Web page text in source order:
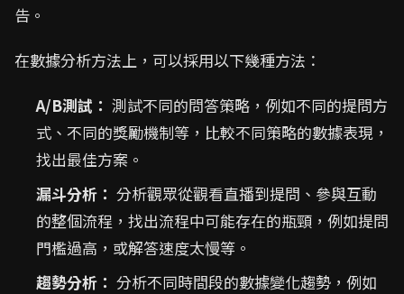
告。
在數據分析方法上，可以採用以下幾種方法：
A/B測試： 測試不同的問答策略，例如不同的提問方
式、不同的獎勵機制等，比較不同策略的數據表現，
找出最佳方案。
漏斗分析： 分析觀眾從觀看直播到提問、參與互動
的整個流程，找出流程中可能存在的瓶頸，例如提問
門檻過高，或解答速度太慢等。
趨勢分析： 分析不同時間段的數據變化趨勢，例如